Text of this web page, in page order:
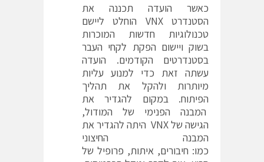
כאשר הועדה תכננה את
הסטנדרט VNX הוחלט ליישם
טכנולוגיות חדשות המוכרות
בשוק ויישום הפקת לקחי העבר
בסטנדרטים הקודמים. הועדה
עשתה זאת כדי למנוע עליות
מיותרות ולהקל את תהליך
הפיתוח. במקום להגדיר את
המבנה הפנימי של המודול,
הגישה של VNX היתה להגדיר את
המבנה החיצוני
כמו: חיבורים, איתות, פרופיל של